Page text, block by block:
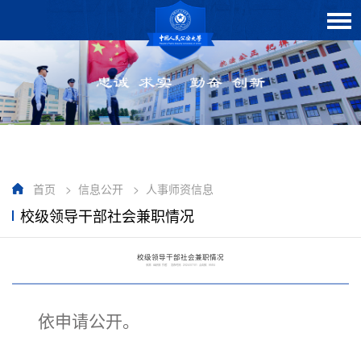
首页 > 信息公开 > 人事师资信息
校级领导干部社会兼职情况
校级领导干部社会兼职情况
来源：组织部 作者： 发布时间：2024/07/01 点击数： 9584
依申请公开。